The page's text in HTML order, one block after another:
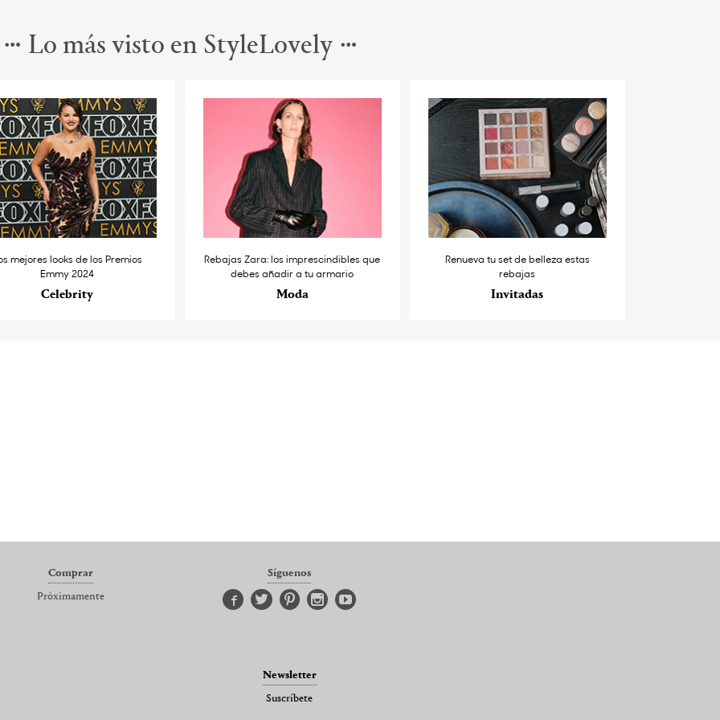
Lo más visto en StyleLovely
mejores looks de los Premios
Emmy 2024
Celebrity
Rebajas Zara: los imprescindibles que
debes añadir a tu armario
Moda
Renueva tu set de belleza estas
rebajas
Invitadas
Comprar
Próximamente
Síguenos
Newsletter
Suscríbete